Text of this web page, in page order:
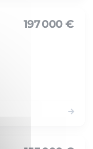
197 000 €